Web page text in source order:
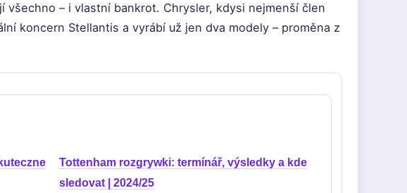
– i vlastní bankrot. Chrysler, kdysi nejmenší člen
koncern Stellantis a vyrábí už jen dva modely – proměna z
Tottenham rozgrywki: termínář, výsledky a kde
sledovat | 2024/25